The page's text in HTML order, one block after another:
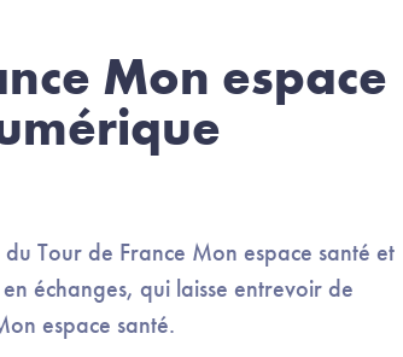
Mon espace
Tour de France Mon espace santé et
échanges, qui laisse entrevoir de
espace santé.